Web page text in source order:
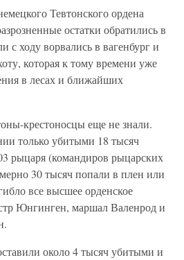
Тевтонского ордена
остатки обратились в
с ходу ворвались в вагенбург и
которая к тому времени уже
в лесах и ближайших
крестоносцы еще не знали.
только убитыми 18 тысяч
рыцаря (командиров рыцарских
30 тысяч попали в плен или
все высшее орденское
Юнгинген, маршал Валенрод и
около 4 тысяч убитыми и